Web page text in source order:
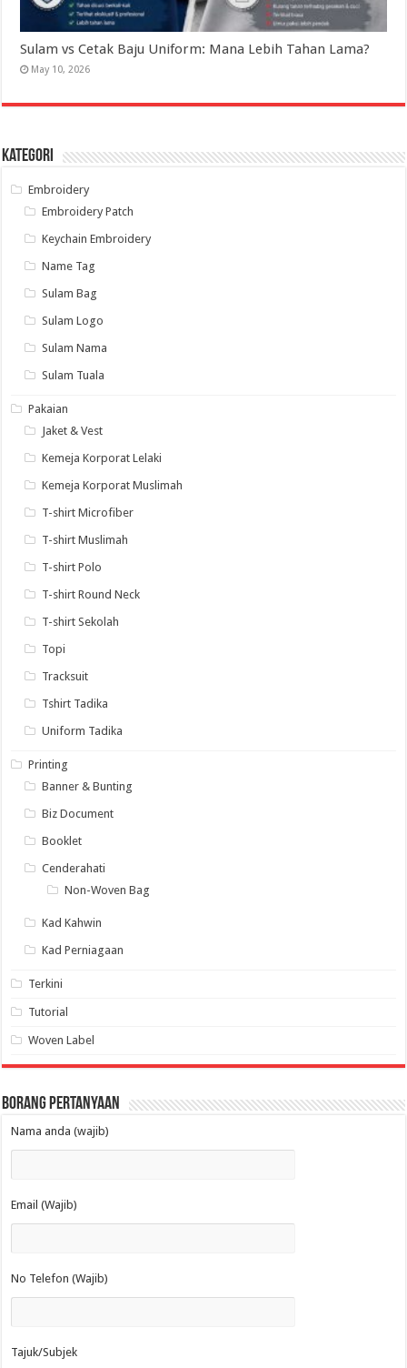
Sulam vs Cetak Baju Uniform: Mana Lebih Tahan Lama?
May 10, 2026
Kategori
Embroidery
Embroidery Patch
Keychain Embroidery
Name Tag
Sulam Bag
Sulam Logo
Sulam Nama
Sulam Tuala
Pakaian
Jaket & Vest
Kemeja Korporat Lelaki
Kemeja Korporat Muslimah
T-shirt Microfiber
T-shirt Muslimah
T-shirt Polo
T-shirt Round Neck
T-shirt Sekolah
Topi
Tracksuit
Tshirt Tadika
Uniform Tadika
Printing
Banner & Bunting
Biz Document
Booklet
Cenderahati
Non-Woven Bag
Kad Kahwin
Kad Perniagaan
Terkini
Tutorial
Woven Label
Borang Pertanyaan
Nama anda (wajib)
Email (Wajib)
No Telefon (Wajib)
Tajuk/Subjek